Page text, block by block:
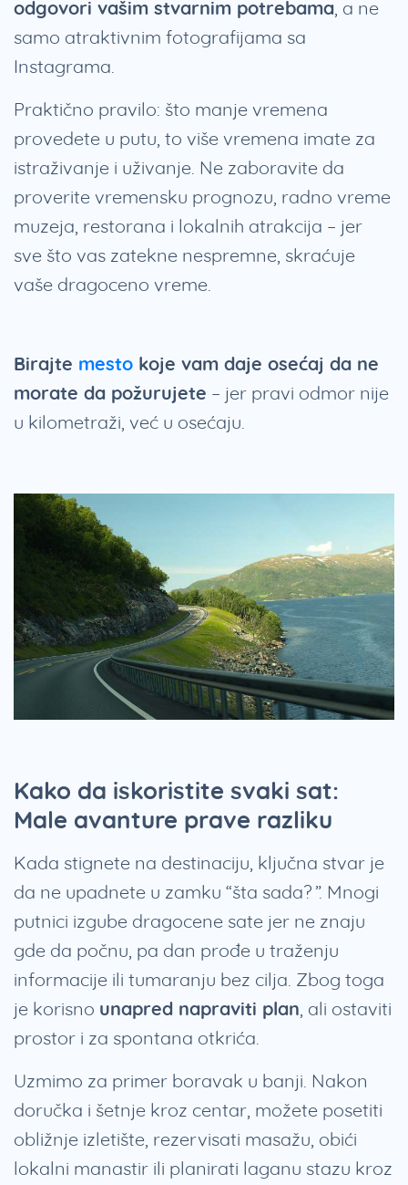
odgovori vašim stvarnim potrebama , a ne
samo atraktivnim fotografijama sa
Instagrama.
Praktično pravilo: što manje vremena
provedete u putu, to više vremena imate za
istraživanje i uživanje. Ne zaboravite da
proverite vremensku prognozu, radno vreme
muzeja, restorana i lokalnih atrakcija – jer
sve što vas zatekne nespremne, skraćuje
vaše dragoceno vreme.
Birajte mesto koje vam daje osećaj da ne
morate da požurujete – jer pravi odmor nije
u kilometraži, već u osećaju.
Kako da iskoristite svaki sat:
Male avanture prave razliku
Kada stignete na destinaciju, ključna stvar je
da ne upadnete u zamku “šta sada?”. Mnogi
putnici izgube dragocene sate jer ne znaju
gde da počnu, pa dan prođe u traženju
informacije ili tumaranju bez cilja. Zbog toga
je korisno unapred napraviti plan, ali ostaviti
prostor i za spontana otkrića.
Uzmimo za primer boravak u banji. Nakon
doručka i šetnje kroz centar, možete posetiti
obližnje izletište, rezervisati masažu, obići
lokalni manastir ili planirati laganu stazu kroz